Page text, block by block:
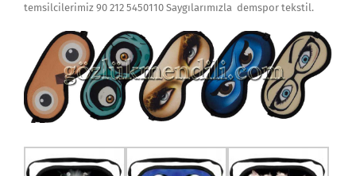
temsilcilerimiz 90 212 5450110 Saygılarımızla demspor tekstil.